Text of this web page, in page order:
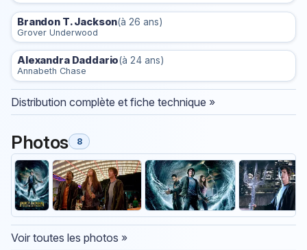
Brandon T. Jackson(à 26 ans)
Grover Underwood
Alexandra Daddario(à 24 ans)
Annabeth Chase
Distribution complète et fiche technique »
Photos 8
Voir toutes les photos »